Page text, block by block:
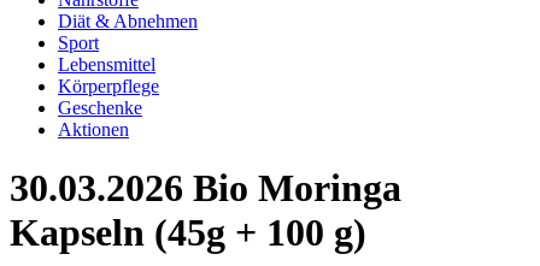
Diät & Abnehmen
Sport
Lebensmittel
Körperpflege
Geschenke
Aktionen
30.03.2026 Bio Moringa
Kapseln (45g + 100 g)